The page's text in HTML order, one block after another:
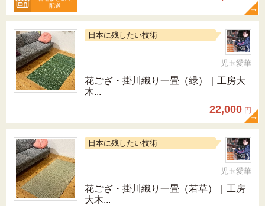
配送
日本に残したい技術
児玉愛華
花ござ・掛川織り一畳（緑）｜工房大
木...
22,000 円
日本に残したい技術
児玉愛華
花ござ・掛川織り一畳（若草）｜工房
大木...